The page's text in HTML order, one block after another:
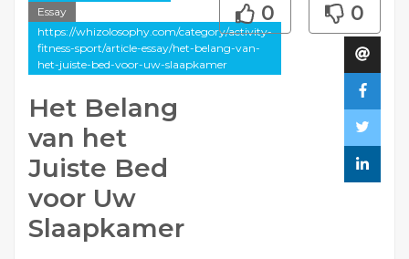
Essay
https://whizolosophy.com/category/activity-
fitness-sport/article-essay/het-belang-van-
het-juiste-bed-voor-uw-slaapkamer
Het Belang
van het
Juiste Bed
voor Uw
Slaapkamer
0 0